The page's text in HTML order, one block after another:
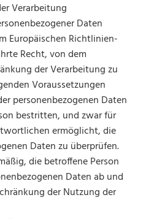
Verarbeitung
Daten
Europäischen Richtlinien-
Recht, von dem
der Verarbeitung zu
Voraussetzungen
personenbezogenen Daten
bestritten, und zwar für
ermöglicht, die
Daten zu überprüfen.
die betroffene Person
Daten ab und
der Nutzung der